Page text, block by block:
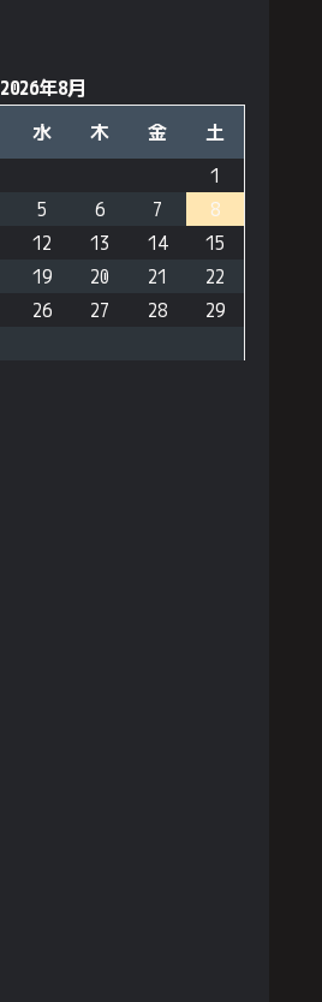
2026年8月
水 木 金
土
1
5 6 7
8
12 13 14
15
19 20 21
22
26 27 28
29